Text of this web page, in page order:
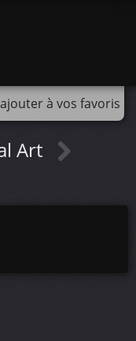
ajouter à vos favoris
Art